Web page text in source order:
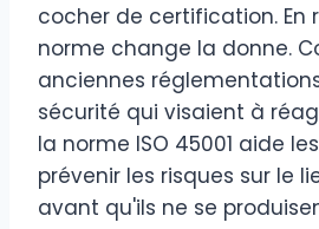
cocher de certification. En
norme change la donne.
anciennes
sécurité qui visaient à
la norme ISO 45001 aide
prévenir les risques sur le
avant qu'ils ne se